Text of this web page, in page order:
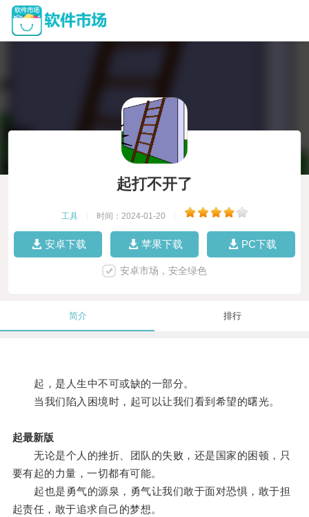
起打不开了
工具 时间：2024-01-20
安卓下载 苹果下载 PC下载
安卓市场，安全绿色
简介 排行
起，是人生中不可或缺的一部分。
当我们陷入困境时，起可以让我们看到希望的曙光。
起最新版
无论是个人的挫折、团队的失败，还是国家的困顿，只
要有起的力量，一切都有可能。
起也是勇气的源泉，勇气让我们敢于面对恐惧，敢于担
起责任，敢于追求自己的梦想。